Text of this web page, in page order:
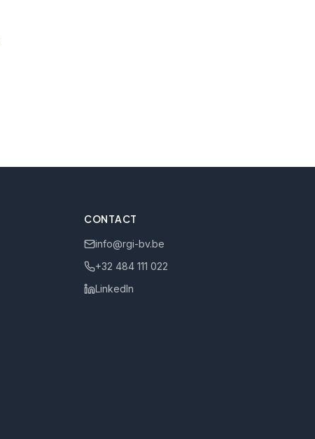
CONTACT
info@rgi-bv.be
+32 484 111 022
LinkedIn